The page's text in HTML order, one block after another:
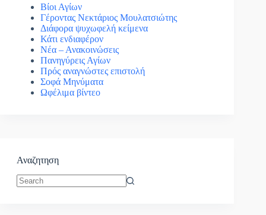
Βίοι Αγίων
Γέροντας Νεκτάριος Μουλατσιώτης
Διάφορα ψυχωφελή κείμενα
Κάτι ενδιαφέρον
Νέα – Ανακοινώσεις
Πανηγύρεις Αγίων
Πρός αναγνώστες επιστολή
Σοφά Μηνύματα
Ωφέλιμα βίντεο
Αναζητηση